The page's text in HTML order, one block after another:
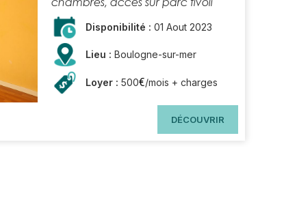
Disponibilité : 01 Aout 2023
Lieu : Boulogne-sur-mer
Loyer : 500€/mois + charges
DÉCOUVRIR